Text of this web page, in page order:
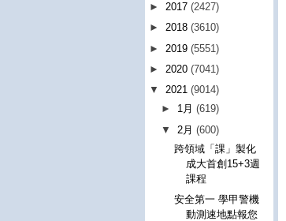
► 2017 (2427)
► 2018 (3610)
► 2019 (5551)
► 2020 (7041)
▼ 2021 (9014)
► 1月(619)
▼ 2月(600)
跨領域「課」製化
成大首創15+3週
課程
安全第一 學甲警機
動測速地點報您